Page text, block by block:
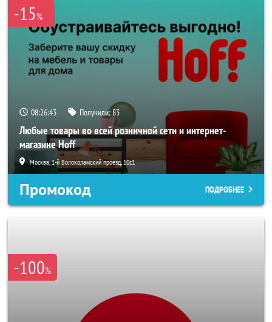
-15%
08:26:40 Получили:83
Любые товары во всей розничной сети и интернет-
магазине Hoff
Москва, 1-й Волоколамский проезд, 10с1
Промокод ПОДРОБНЕЕ
-100%